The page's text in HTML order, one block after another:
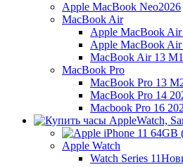
Apple MacBook Neo2026
MacBook Air
Apple MacBook
Apple MacBook
MacBook Air 13
MacBook Pro
MacBook Pro 13
MacBook Pro 14
Macbook Pro 16
Apple Watch
Watch Series 11